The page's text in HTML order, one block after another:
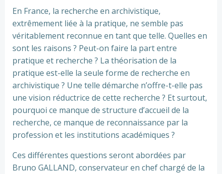
En France, la recherche en archivistique,
extrêmement liée à la pratique, ne semble pas
véritablement reconnue en tant que telle. Quelles en
sont les raisons ? Peut-on faire la part entre
pratique et recherche ? La théorisation de la
pratique est-elle la seule forme de recherche en
archivistique ? Une telle démarche n’offre-t-elle pas
une vision réductrice de cette recherche ? Et surtout,
pourquoi ce manque de structure d’accueil de la
recherche, ce manque de reconnaissance par la
profession et les institutions académiques ?
Ces différentes questions seront abordées par
Bruno GALLAND, conservateur en chef chargé de la